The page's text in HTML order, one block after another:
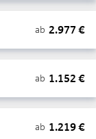
ab 2.977 €
ab 1.152 €
ab 1.219€